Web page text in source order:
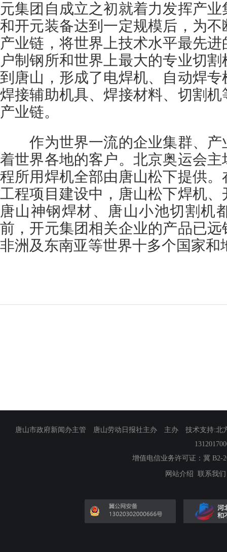
元集团自成立之初就着力发挥产
和开元装备达到一定规模后，为
产业链，将世界上技术水平最先
户制钢所和世界上最大的专业切
到唐山，形成了电焊机、自动焊
焊接辅助机具、焊接材料、切割
产业链。
作为世界一流的企业集群、产
着世界各地的客户。北京奥运会
程所用焊机全部由唐山松下提供
工程项目建设中，唐山松下焊机
唐山神钢焊材、唐山小池切割机
前，开元集团相关企业的产品已
非洲及东南亚等世界十多个国家和
唐山市政府新闻办主管 唐山劳动日报社主办 主办 技术支持:北
增值电信业务许可证：冀 B2-
网站介绍 联系我们